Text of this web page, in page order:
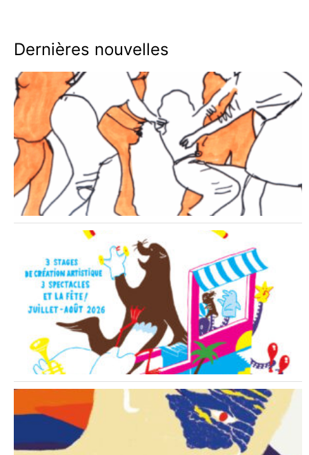
Dernières nouvelles